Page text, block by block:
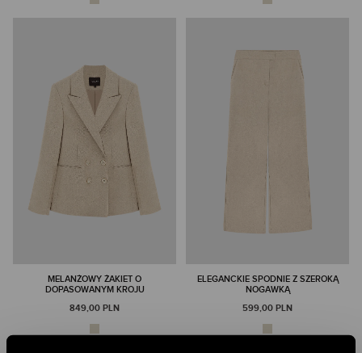
MELANŻOWY ŻAKIET O
DOPASOWANYM KROJU
849,00 PLN
ELEGANCKIE SPODNIE Z SZEROKĄ
NOGAWKĄ
599,00 PLN